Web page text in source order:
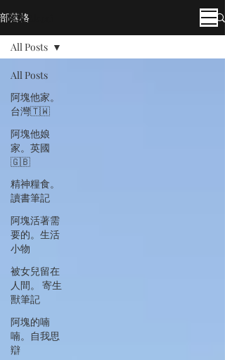
阿塊 Akuai
部落格
All Posts
阿塊他家。
台灣🇹🇼
阿塊他娘
家。英國
🇬🇧
精神糧食。
讀書筆記
阿塊活著需
要的。生活
小物
被女兒留在
人間。 寄生
獸筆記
阿塊的喃
喃。自我思
辯
All Posts